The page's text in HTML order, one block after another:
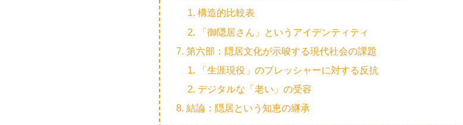
構造的比較表
「御隠居さん」というアイデンティティ
第六部：隠居文化が示唆する現代社会の課題
「生涯現役」のプレッシャーに対する反抗
デジタルな「老い」の受容
結論：隠居という知恵の継承